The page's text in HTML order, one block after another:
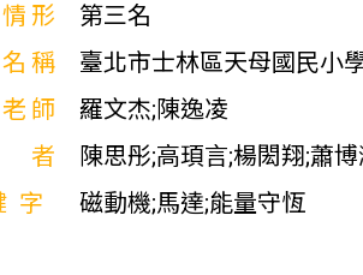
形
第三名
稱
臺北市士林區天母國民小
師
羅文杰;陳逸凌
陳思彤;高頊言;楊閎翔;蕭博
字
磁動機;馬達;能量守恆